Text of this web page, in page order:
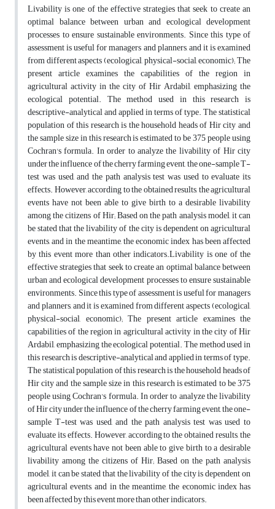
Livability is one of the effective strategies that seek to create an
optimal balance between urban and ecological development
processes to ensure sustainable environments. Since this type of
assessment is useful for managers and planners, and it is examined
from different aspects (ecological, physical-social, economic); The
present article examines the capabilities of the region in
agricultural activity in the city of Hir Ardabil, emphasizing the
ecological potential. The method used in this research is
descriptive-analytical and applied in terms of type. The statistical
population of this research is the household heads of Hir city and
the sample size in this research is estimated to be 375 people using
Cochran's formula. In order to analyze the livability of Hir city
under the influence of the cherry farming event, the one-sample T-
test was used, and the path analysis test was used to evaluate its
effects. However, according to the obtained results, the agricultural
events have not been able to give birth to a desirable livability
among the citizens of Hir; Based on the path analysis model, it can
be stated that the livability of the city is dependent on agricultural
events, and in the meantime, the economic index has been affected
by this event more than other indicators.Livability is one of the
effective strategies that seek to create an optimal balance between
urban and ecological development processes to ensure sustainable
environments. Since this type of assessment is useful for managers
and planners, and it is examined from different aspects (ecological,
physical-social, economic); The present article examines the
capabilities of the region in agricultural activity in the city of Hir
Ardabil, emphasizing the ecological potential. The method used in
this research is descriptive-analytical and applied in terms of type.
The statistical population of this research is the household heads of
Hir city and the sample size in this research is estimated to be 375
people using Cochran's formula. In order to analyze the livability
of Hir city under the influence of the cherry farming event, the one-
sample T-test was used, and the path analysis test was used to
evaluate its effects. However, according to the obtained results, the
agricultural events have not been able to give birth to a desirable
livability among the citizens of Hir; Based on the path analysis
model, it can be stated that the livability of the city is dependent on
agricultural events, and in the meantime, the economic index has
been affected by this event more than other indicators.